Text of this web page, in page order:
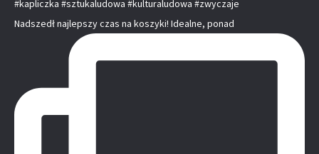
Nadszedł najlepszy czas na koszyki! Idealne, ponad